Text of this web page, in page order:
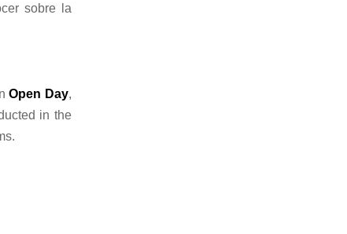
sobre la
Open Day,
in the